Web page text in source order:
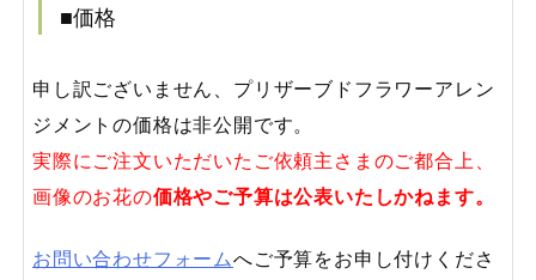
■価格
申し訳ございません、プリザーブドフラワーアレン
ジメントの価格は非公開です。
実際にご注文いただいたご依頼主さまのご都合上、
画像のお花の価格やご予算は公表いたしかねます。
お問い合わせフォームへご予算をお申し付けくださ